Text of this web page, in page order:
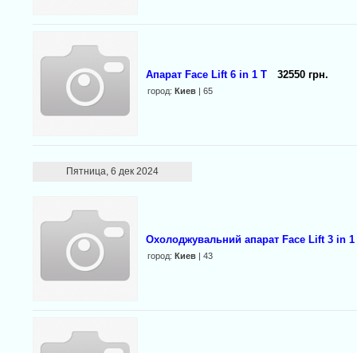
Апарат Face Lift 6 in 1 T 32550 грн.
город: Киев| 65
Пятница, 6 дек 2024
Охолоджувальний апарат Face Lift 3 in 1
город: Киев| 43